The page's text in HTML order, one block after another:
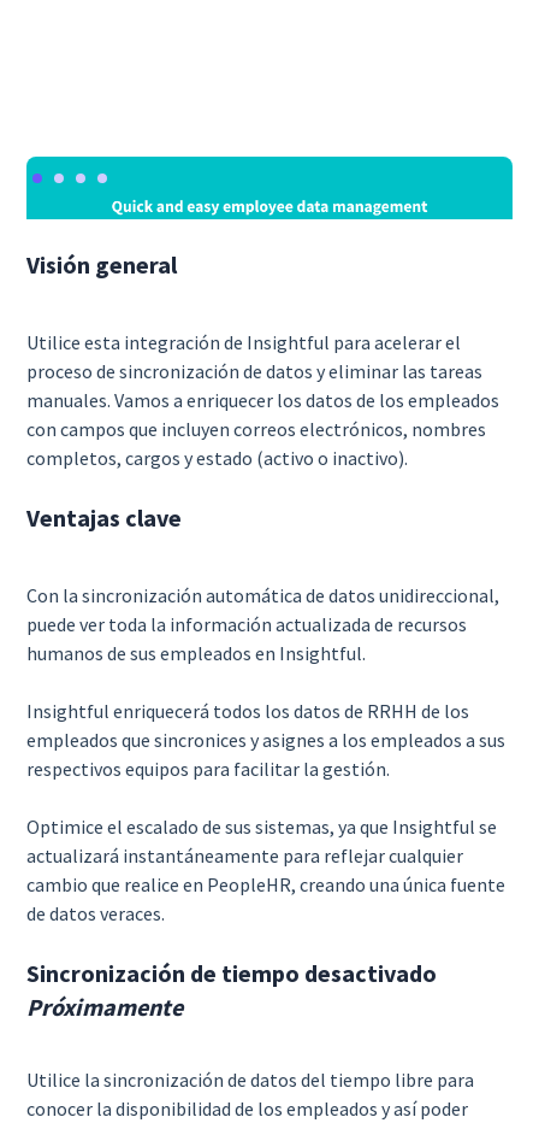
Visión general
Utilice esta integración de Insightful para acelerar el
proceso de sincronización de datos y eliminar las tareas
manuales. Vamos a enriquecer los datos de los empleados
con campos que incluyen correos electrónicos, nombres
completos, cargos y estado (activo o inactivo).
Ventajas clave
Con la sincronización automática de datos unidireccional,
puede ver toda la información actualizada de recursos
humanos de sus empleados en Insightful.
Insightful enriquecerá todos los datos de RRHH de los
empleados que sincronices y asignes a los empleados a sus
respectivos equipos para facilitar la gestión.
Optimice el escalado de sus sistemas, ya que Insightful se
actualizará instantáneamente para reflejar cualquier
cambio que realice en PeopleHR, creando una única fuente
de datos veraces.
Sincronización de tiempo desactivado
Próximamente
Utilice la sincronización de datos del tiempo libre para
conocer la disponibilidad de los empleados y así poder